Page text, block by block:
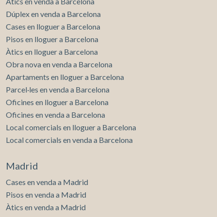
un ambient perfecte per al dia a dia i per a rebre visites.
També hi ha un bany complet i una habitació versàtil que
pot ser utilitzada com a dormitori, despatx o altres usos
segons les necessitats. A la primera planta, trobem quatre
habitacions dobles. Tres d’elles comparteixen un bany
complet, mentre que l’habitació principal disposa d’un
bany en suite i vestidor, oferint un espai privat i luxós.
Aquesta distribució assegura comoditat i privacitat per a
tots els habitants de la casa.
Dúplex en venda a Barcelona
Cases en lloguer a Barcelona
Pisos en lloguer a Barcelona
Àtics en lloguer a Barcelona
Obra nova en venda a Barcelona
Apartaments en lloguer a Barcelona
Parcel·les en venda a Barcelona
Oficines en lloguer a Barcelona
Oficines en venda a Barcelona
Local comercials en lloguer a Barcelona
Local comercials en venda a Barcelona
Madrid
Cases en venda a Madrid
Pisos en venda a Madrid
Àtics en venda a Madrid